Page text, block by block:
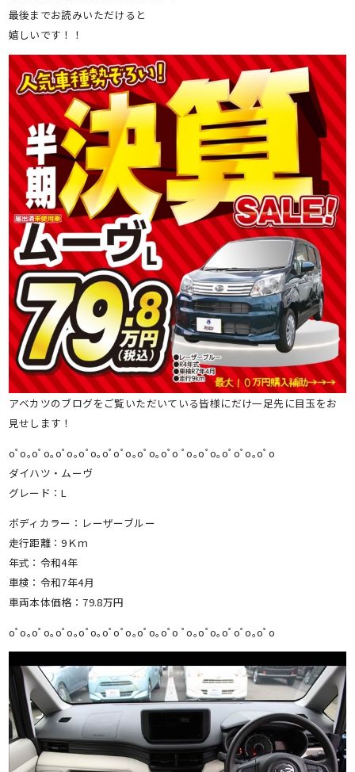
最後までお読みいただけると
嬉しいです！！
アベカツのブログをご覧いただいている皆様にだけ一足先に目玉をお
見せします！
oﾟo｡oﾟo｡oﾟo｡oﾟo｡oﾟoﾟo｡oﾟo｡oﾟo ﾟo｡oﾟo｡oﾟoﾟo｡oﾟo
ダイハツ・ムーヴ
グレード：L
ボディカラー：レーザーブルー
走行距離：9Ｋｍ
年式：令和4年
車検：令和7年4月
車両本体価格：79.8万円
oﾟo｡oﾟo｡oﾟo｡oﾟo｡oﾟoﾟo｡oﾟo｡oﾟo ﾟo｡oﾟo｡oﾟoﾟo｡oﾟo